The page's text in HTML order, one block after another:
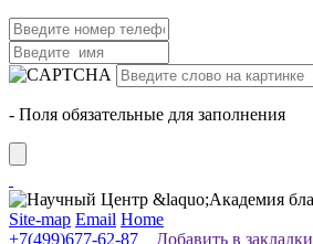
- Поля обязательные для заполнения
Site-map Email Home
+7(499)677-62-87
Добавить в закладки